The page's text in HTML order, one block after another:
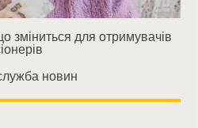
для отримувачів
новин